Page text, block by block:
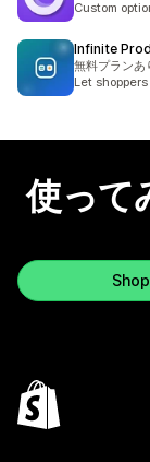
Custom
Infinite
無料プランあ
Let
使って